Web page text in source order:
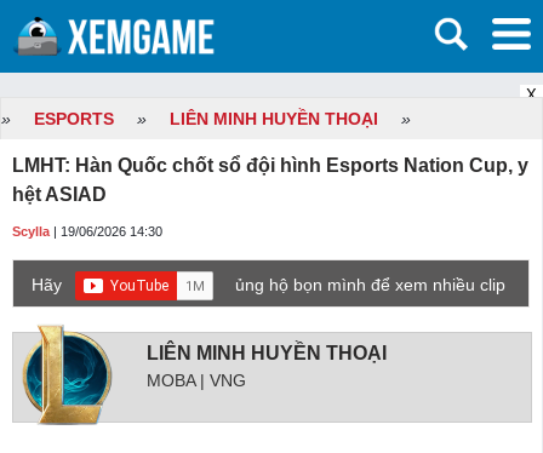
X
» ESPORTS » LIÊN MINH HUYỀN THOẠI »
LMHT: Hàn Quốc chốt sổ đội hình Esports Nation Cup, y
hệt ASIAD
Scylla | 19/06/2026 14:30
Hãy
ủng hộ bọn mình để xem nhiều clip
LIÊN MINH HUYỀN THOẠI
MOBA | VNG